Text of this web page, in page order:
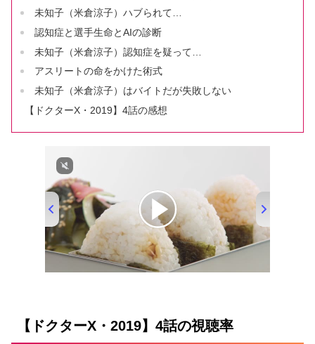
未知子（米倉涼子）ハブられて…
認知症と選手生命とAIの診断
未知子（米倉涼子）認知症を疑って…
アスリートの命をかけた術式
未知子（米倉涼子）はバイトだが失敗しない
【ドクターX・2019】4話の感想
00:00/01:33
【ドクターX・2019】4話の視聴率